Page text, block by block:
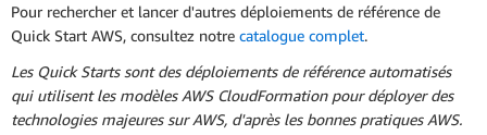
Pour rechercher et lancer d'autres déploiements de référence de
Quick Start AWS, consultez notre catalogue complet.
Les Quick Starts sont des déploiements de référence automatisés
qui utilisent les modèles AWS CloudFormation pour déployer des
technologies majeures sur AWS, d'après les bonnes pratiques AWS.